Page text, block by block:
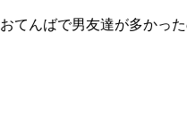
んばで男友達が多かっ